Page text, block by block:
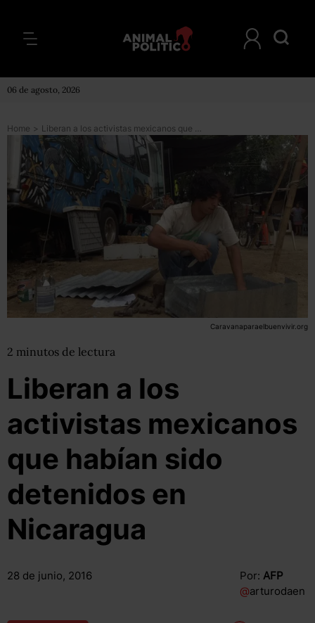
06 de agosto, 2026
Home > Liberan a los activistas mexicanos que habían sido detenidos en Nicaragua
Caravanaparaelbuenvivir.org
2 minutos de lectura
Liberan a los
activistas mexicanos
que habían sido
detenidos en
Nicaragua
28 de junio, 2016 Por: AFP
@arturodaen